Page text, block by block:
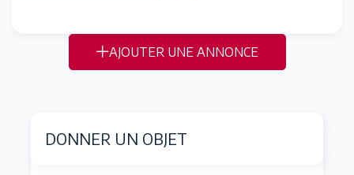
AJOUTER UNE ANNONCE
DONNER UN OBJET